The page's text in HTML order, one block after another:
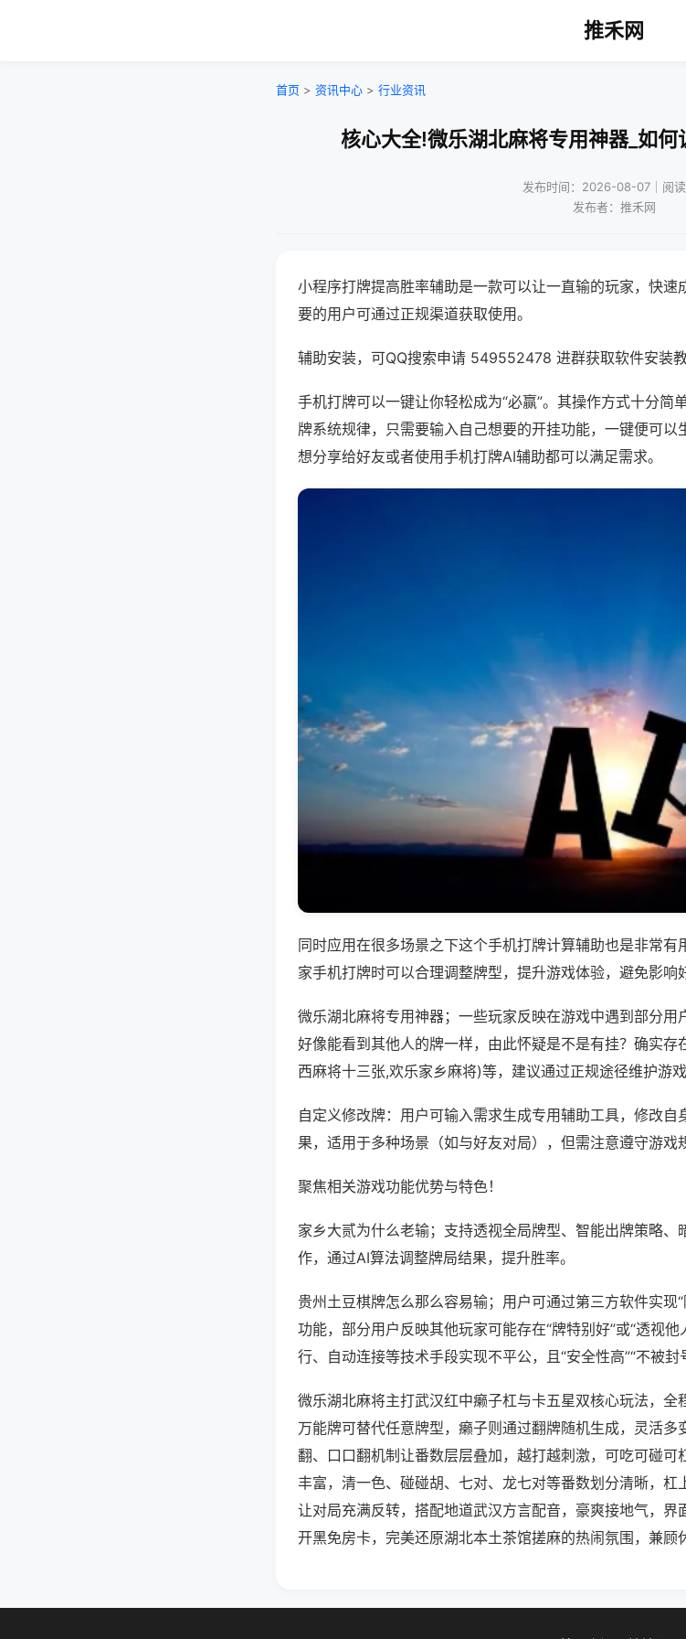
推禾网
首页 > 资讯中心 > 行业资讯
核心大全!微乐湖北麻将专用神器_如
发布时间：2026-08-07｜阅
发布者：推禾网
小程序打牌提高胜率辅助是一款可以让一直输的玩家，快速
要的用户可通过正规渠道获取使用。
辅助安装，可QQ搜索申请 549552478 进群获取软件安装
手机打牌可以一键让你轻松成为“必赢”。其操作方式十分简
牌系统规律，只需要输入自己想要的开挂功能，一键便可
想分享给好友或者使用手机打牌AI辅助都可以满足需求。
同时应用在很多场景之下这个手机打牌计算辅助也是非常
家手机打牌时可以合理调整牌型，提升游戏体验，避免影响
微乐湖北麻将专用神器；一些玩家反映在游戏中遇到部分
好像能看到其他人的牌一样，由此怀疑是不是有挂？确实
西麻将十三张,欢乐家乡麻将)等，建议通过正规途径维护游戏
自定义修改牌：用户可输入需求生成专用辅助工具，修改自
果，适用于多种场景（如与好友对局），但需注意遵守游戏
聚焦相关游戏功能优势与特色！
家乡大贰为什么老输；支持透视全局牌型、智能出牌策略
作，通过AI算法调整牌局结果，提升胜率。
贵州土豆棋牌怎么那么容易输；用户可通过第三方软件实现“
功能，部分用户反映其他玩家可能存在“牌特别好”或“透视
行、自动连接等技术手段实现不平公，且“安全性高”“不被封
微乐湖北麻将主打武汉红中癞子杠与卡五星双核心玩法，
万能牌可替代任意牌型，癞子则通过翻牌随机生成，灵活多
翻、口口翻机制让番数层层叠加，越打越刺激，可吃可碰
丰富，清一色、碰碰胡、七对、龙七对等番数划分清晰，
让对局充满反转，搭配地道武汉方言配音，豪爽接地气，
开黑免房卡，完美还原湖北本土茶馆搓麻的热闹氛围，兼顾